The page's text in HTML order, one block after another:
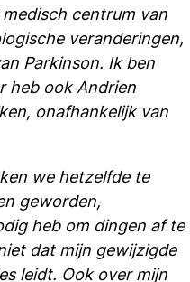
centrum van
veranderingen,
Parkinson. Ik ben
heb ook Andrien
onafhankelijk van
we hetzelfde te
geworden,
heb om dingen af te
dat mijn gewijzigde
leidt. Ook over mijn